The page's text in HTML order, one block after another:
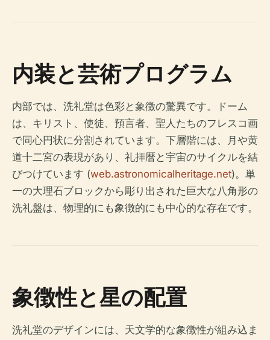
内装と芸術プログラム
内部では、洗礼堂は色彩と象徴の驚異です。ドーム
は、キリスト、使徒、預言者、聖人たちのフレスコ画
で同心円状に分割されています。下層階には、月や黄
道十二宮の表現があり、礼拝暦と宇宙のサイクルを結
びつけています (web.astronomicalheritage.net)。単
一の大理石ブロックから彫り出された巨大な八角形の
洗礼盤は、物理的にも象徴的にも中心的な存在です。
象徴性と星の配置
洗礼堂のデザインには、天文学的な象徴性が組み込ま